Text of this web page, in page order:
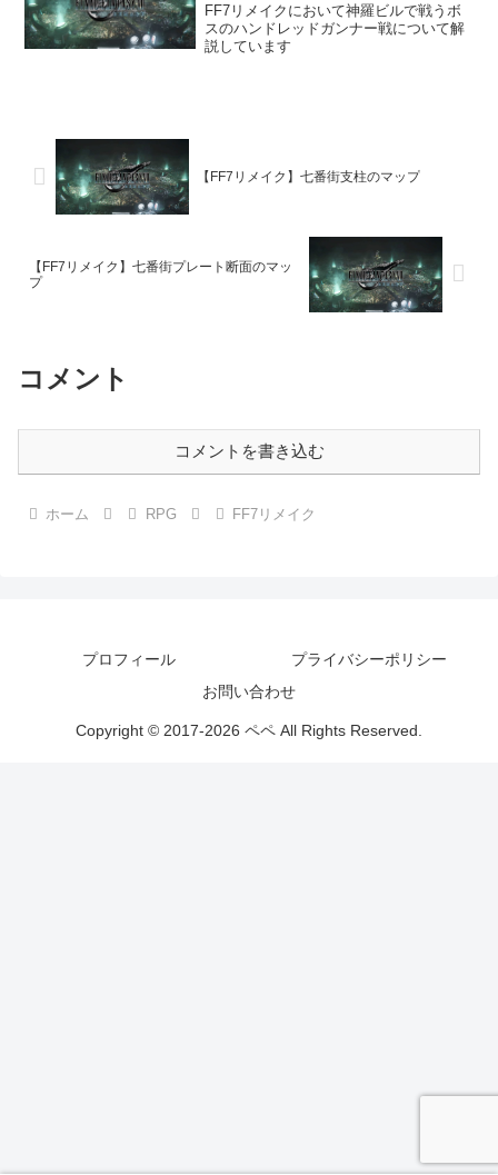
FF7リメイクにおいて神羅ビルで戦うボ
スのハンドレッドガンナー戦について解
説しています
【FF7リメイク】七番街支柱のマップ
【FF7リメイク】七番街プレート断面のマッ
プ
コメント
コメントを書き込む
ホーム RPG FF7リメイク
プロフィール
プライバシーポリシー
お問い合わせ
Copyright © 2017-2026 ペペ All Rights Reserved.